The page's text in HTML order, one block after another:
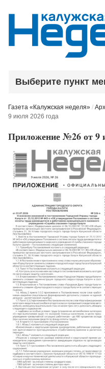
Выберите пункт
Газета «Калужская неделя» /
9 июля 2026 года
Приложение №26 от 9